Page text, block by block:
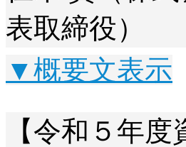
表取締役）
▼概要文表示
【令和５年